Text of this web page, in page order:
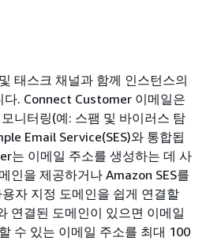
태스크 채널과 함께 인스턴스의
다. Connect Customer 이메일은
니터링(예: 스팸 및 바이러스 탐
Email Service(SES)와 통합됩
는 이메일 주소를 생성하는 데 사
인을 제공하거나 Amazon SES를
자 지정 도메인을 쉽게 연결할
연결된 도메인이 있으면 이메일
수 있는 이메일 주소를 최대 100